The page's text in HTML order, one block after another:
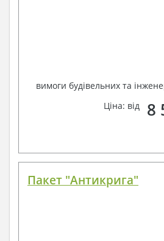
вимоги будівельних та
Ціна: від
8
Пакет "Антикрига"